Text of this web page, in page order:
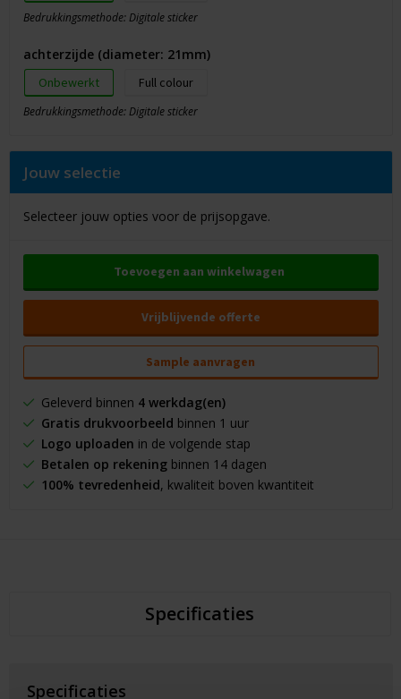
Bedrukkingsmethode: Digitale sticker
achterzijde (diameter: 21mm)
Onbewerkt Full colour
Bedrukkingsmethode: Digitale sticker
Jouw selectie
Selecteer jouw opties voor de prijsopgave.
Toevoegen aan winkelwagen
Vrijblijvende offerte
Sample aanvragen
Geleverd binnen 4 werkdag(en)
Gratis drukvoorbeeld binnen 1 uur
Logo uploaden in de volgende stap
Betalen op rekeningbinnen 14 dagen
100% tevredenheid, kwaliteit boven kwantiteit
Specificaties
Specificaties